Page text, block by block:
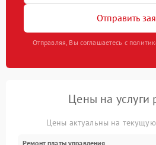
Отправить
Отправляя, Вы соглашаетесь с
Цены на услуги
Цены актуальны на
Ремонт платы управления